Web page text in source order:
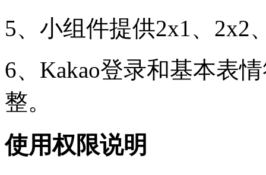
5、小组件提供2x1、2x2
6、Kakao登录和基本表
整。
使用权限说明